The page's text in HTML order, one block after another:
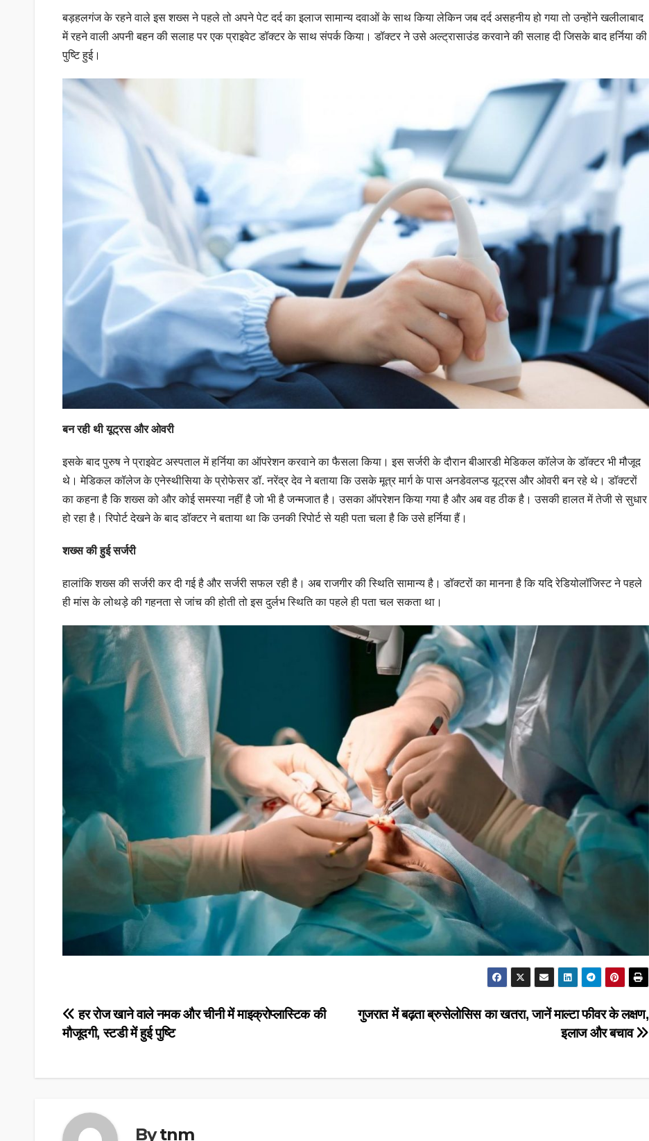
बड़हलगंज के रहने वाले इस शख्स ने पहले तो अपने पेट दर्द का इलाज सामान्य दवाओं के साथ किया लेकिन जब दर्द असहनीय हो गया तो उन्होंने खलीलाबाद
में रहने वाली अपनी बहन की सलाह पर एक प्राइवेट डॉक्टर के साथ संपर्क किया। डॉक्टर ने उसे अल्ट्रासाउंड करवाने की सलाह दी जिसके बाद हर्निया की
पुष्टि हुई।
बन रही थी यूट्रस और ओवरी
इसके बाद पुरुष ने प्राइवेट अस्पताल में हर्निया का ऑपरेशन करवाने का फैसला किया। इस सर्जरी के दौरान बीआरडी मेडिकल कॉलेज के डॉक्टर भी मौजूद
थे। मेडिकल कॉलेज के एनेस्थीसिया के प्रोफेसर डॉ. नरेंद्र देव ने बताया कि उसके मूत्र मार्ग के पास अनडेवलप्ड यूट्रस और ओवरी बन रहे थे। डॉक्टरों
का कहना है कि शख्स को और कोई समस्या नहीं है जो भी है जन्मजात है। उसका ऑपरेशन किया गया है और अब वह ठीक है। उसकी हालत में तेजी से सुधार
हो रहा है। रिपोर्ट देखने के बाद डॉक्टर ने बताया था कि उनकी रिपोर्ट से यही पता चला है कि उसे हर्निया हैं।
शख्स की हुई सर्जरी
हालांकि शख्स की सर्जरी कर दी गई है और सर्जरी सफल रही है। अब राजगीर की स्थिति सामान्य है। डॉक्टरों का मानना है कि यदि रेडियोलॉजिस्ट ने पहले
ही मांस के लोथड़े की गहनता से जांच की होती तो इस दुर्लभ स्थिति का पहले ही पता चल सकता था।
Post
navigation
गुजरात में बढ़ता ब्रुसेलोसिस का खतरा, जानें माल्टा फीवर के लक्षण,
इलाज और बचाव
हर रोज खाने वाले नमक और चीनी में माइक्रोप्लास्टिक की
मौजूदगी, स्टडी में हुई पुष्टि
Bytnm